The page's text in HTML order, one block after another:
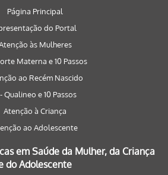
Página Principal
do Portal
às Mulheres
Materna e 10 Passos
ao Recém Nascido
- Qualineo e 10 Passos
Atenção à Criança
ao Adolescente
em Saúde da Mulher, da Criança
do Adolescente